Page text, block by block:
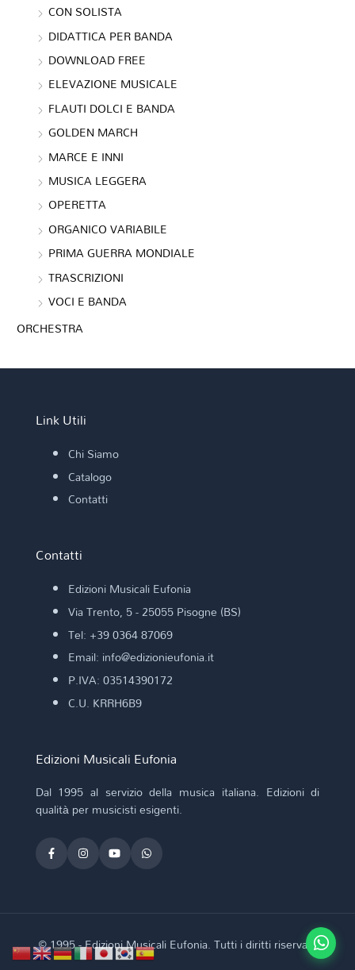
CON SOLISTA
DIDATTICA PER BANDA
DOWNLOAD FREE
ELEVAZIONE MUSICALE
FLAUTI DOLCI E BANDA
GOLDEN MARCH
MARCE E INNI
MUSICA LEGGERA
OPERETTA
ORGANICO VARIABILE
PRIMA GUERRA MONDIALE
TRASCRIZIONI
VOCI E BANDA
ORCHESTRA
Link Utili
Chi Siamo
Catalogo
Contatti
Contatti
Edizioni Musicali Eufonia
Via Trento, 5 - 25055 Pisogne (BS)
Tel: +39 0364 87069
Email: info@edizionieufonia.it
P.IVA: 03514390172
C.U. KRRH6B9
Edizioni Musicali Eufonia
Dal 1995 al servizio della musica italiana. Edizioni di
qualità per musicisti esigenti.
© 1995 - Edizioni Musicali Eufonia. Tutti i diritti riservati.